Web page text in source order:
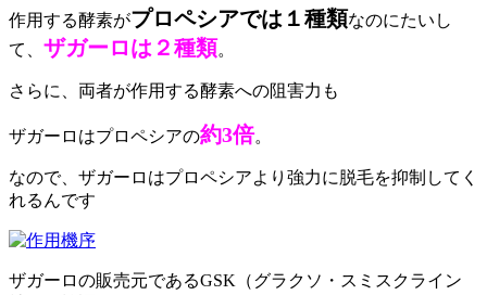
作用する酵素がプロペシアでは１種類なのにたいし
て、 ザガーロは２種類。
さらに、両者が作用する酵素への阻害力も
ザガーロはプロペシアの約3倍。
なので、ザガーロはプロペシアより強力に脱毛を抑制してく
れるんです
ザガーロの販売元であるGSK（グラクソ・スミスクライン